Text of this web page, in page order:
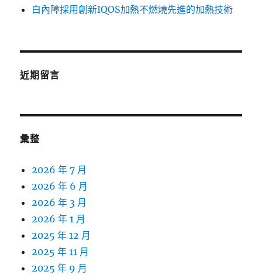
白內障採用創新IQOS加熱不燃燒先進的加熱技術
近期留言
彙整
2026 年 7 月
2026 年 6 月
2026 年 3 月
2026 年 1 月
2025 年 12 月
2025 年 11 月
2025 年 9 月